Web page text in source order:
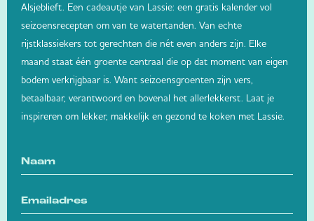
Alsjeblieft. Een cadeautje van Lassie: een gratis kalender vol
seizoensrecepten om van te watertanden. Van echte
rijstklassiekers tot gerechten die nét even anders zijn. Elke
maand staat één groente centraal die op dat moment van eigen
bodem verkrijgbaar is. Want seizoensgroenten zijn vers,
betaalbaar, verantwoord en bovenal het allerlekkerst. Laat je
inspireren om lekker, makkelijk en gezond te koken met Lassie.